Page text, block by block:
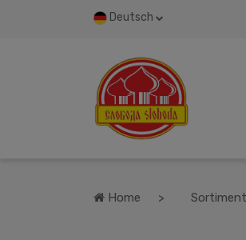
Deutsch
Home Sortiment